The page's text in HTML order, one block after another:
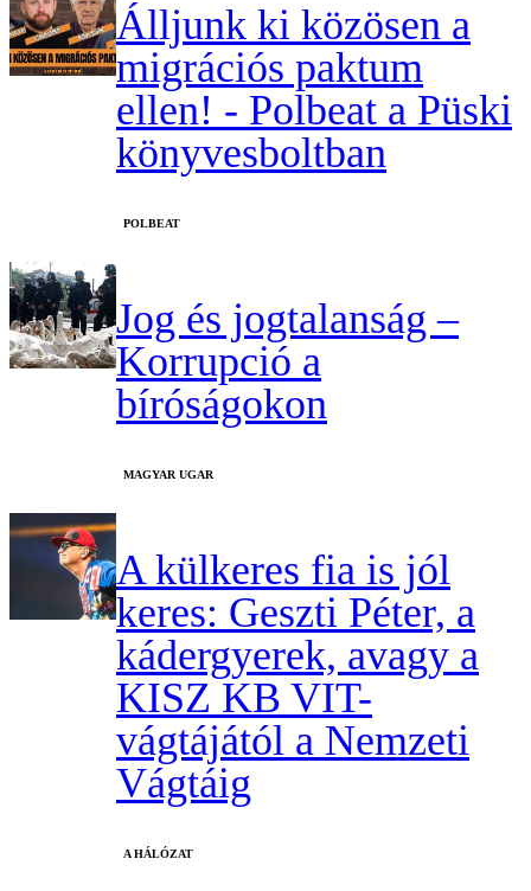
Álljunk ki közösen a
migrációs paktum
ellen! - Polbeat a Püski
könyvesboltban
‎POLBEAT
Jog és jogtalanság –
Korrupció a
bíróságokon
MAGYAR UGAR
A külkeres fia is jól
keres: Geszti Péter, a
kádergyerek, avagy a
KISZ KB VIT-
vágtájától a Nemzeti
Vágtáig
A HÁLÓZAT